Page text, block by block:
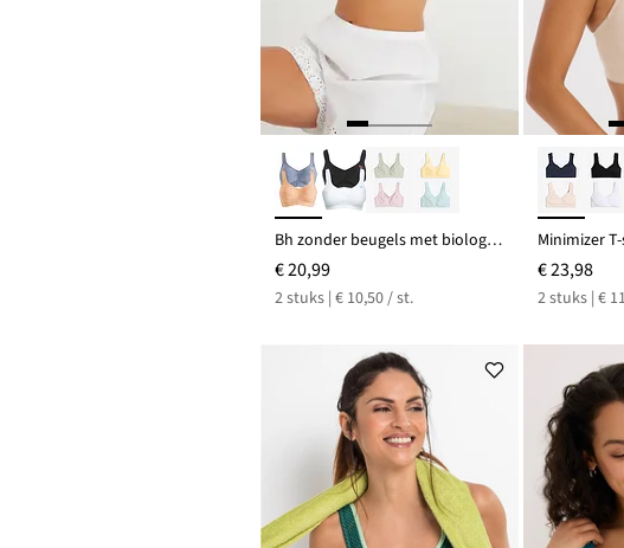
Bh zonder beugels met biologisch katoen (set van 2)
€ 20,99
2 stuks | € 10,50 / st.
€ 23,98
2 stuks | €